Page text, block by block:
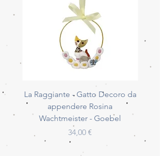
La Raggiante - Gatto Decoro da
appendere Rosina
Wachtmeister - Goebel
Prezzo
34,00 €